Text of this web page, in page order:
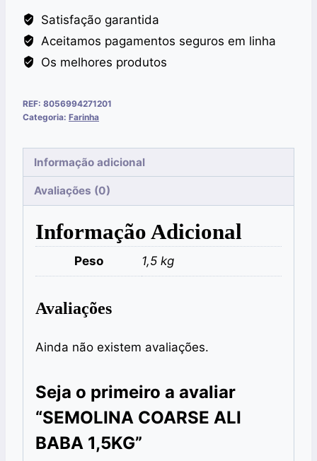
1,5KG
Satisfação garantida
Aceitamos pagamentos seguros em linha
Os melhores produtos
REF: 8056994271201
Categoria: Farinha
Informação adicional
Avaliações (0)
Informação Adicional
Peso 1,5 kg
Avaliações
Ainda não existem avaliações.
Seja o primeiro a avaliar
“SEMOLINA COARSE ALI
BABA 1,5KG”